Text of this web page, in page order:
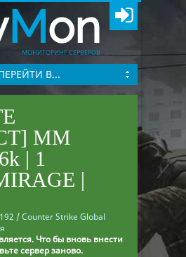
Mon
МОНИТОРИНГ СЕРВЕРОВ
В...
MM
| 1
|
/Counter Strike Global
Что бы вновь внести
сервер заново.